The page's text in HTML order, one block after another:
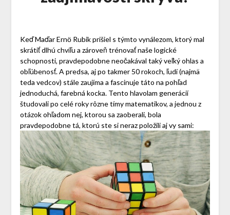
Keď Maďar Ernӧ Rubik prišiel s týmto vynálezom, ktorý mal
skrátiť dlhú chvíľu a zároveň trénovať naše logické
schopnosti, pravdepodobne neočakával taký veľký ohlas a
obľúbenosť. A predsa, aj po takmer 50 rokoch, ľudí (najmä
teda vedcov) stále zaujíma a fascinuje táto na pohľad
jednoduchá, farebná kocka. Tento hlavolam generácií
študovali po celé roky rôzne tímy matematikov, a jednou z
otázok ohľadom nej, ktorou sa zaoberali, bola
pravdepodobne tá, ktorú ste si neraz položili aj vy sami: